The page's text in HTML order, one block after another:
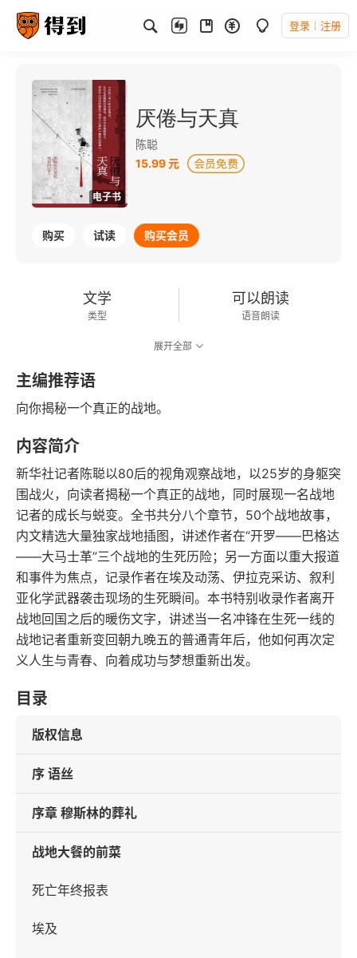
登录 注册
电子书
厌倦与天真
陈聪
15.99 元
购买 试读 购买会员
文学
类型
可以朗读
语音朗读
展开全部
主编推荐语
向你揭秘一个真正的战地。
内容简介
新华社记者陈聪以80后的视角观察战地，以25岁的身躯突
围战火，向读者揭秘一个真正的战地，同时展现一名战地
记者的成长与蜕变。全书共分八个章节，50个战地故事，
内文精选大量独家战地插图，讲述作者在“开罗——巴格达
——大马士革”三个战地的生死历险；另一方面以重大报道
和事件为焦点，记录作者在埃及动荡、伊拉克采访、叙利
亚化学武器袭击现场的生死瞬间。本书特别收录作者离开
战地回国之后的暖伤文字，讲述当一名冲锋在生死一线的
战地记者重新变回朝九晚五的普通青年后，他如何再次定
义人生与青春、向着成功与梦想重新出发。
目录
版权信息
序 语丝
序章 穆斯林的葬礼
战地大餐的前菜
死亡年终报表
埃及